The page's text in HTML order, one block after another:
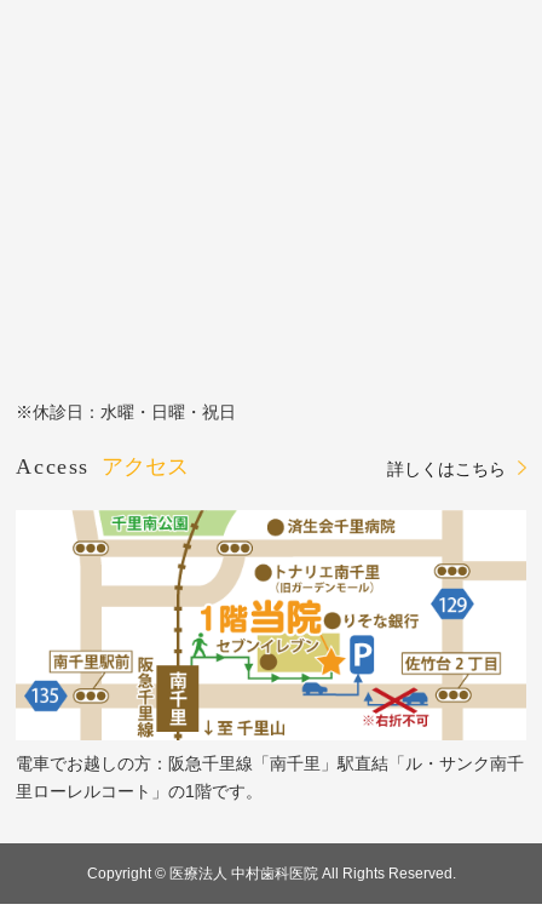
※休診日：水曜・日曜・祝日
Access アクセス 詳しくはこちら
電車でお越しの方：阪急千里線「南千里」駅直結「ル・サンク南千
里ローレルコート」の1階です。
Copyright © 医療法人 中村歯科医院 All Rights Reserved.